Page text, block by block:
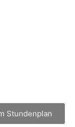
Stundenplan